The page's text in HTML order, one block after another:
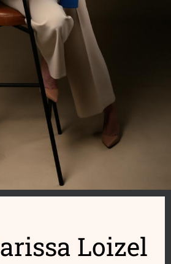
Loizel